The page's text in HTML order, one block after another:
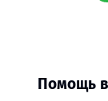
Помощь